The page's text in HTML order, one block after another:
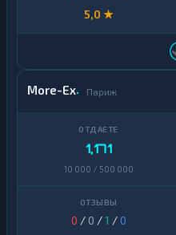
5,0 ★
More-Ex Париж
1,171
10 000 / 500 000
0 / 0 /1 /0